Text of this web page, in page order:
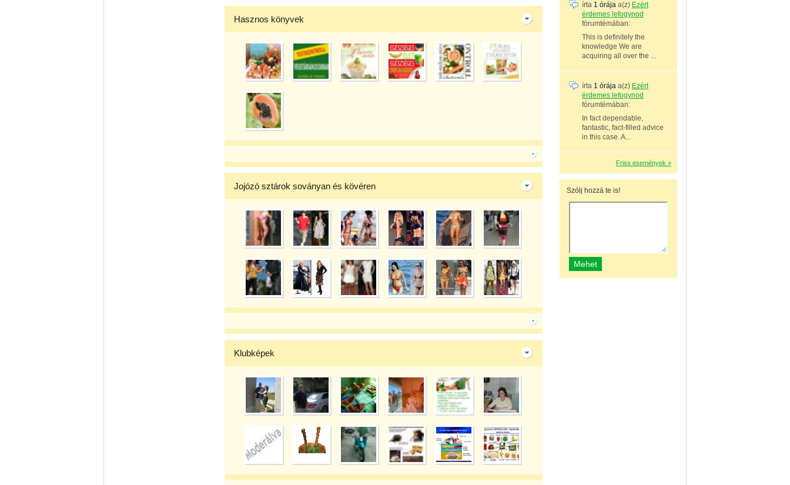
Hasznos könyvek
Jojózó sztárok soványan és kövéren
Klubképek
írta 1 órája a(z) Ezért
érdemes lefogynod
fórumtémában:
This is definitely the
knowledge We are
acquiring all over the ...
írta 1 órája a(z) Ezért
érdemes lefogynod
fórumtémában:
In fact dependable,
fantastic, fact-filled advice
in this case. A...
Friss események »
Szólj hozzá te is!